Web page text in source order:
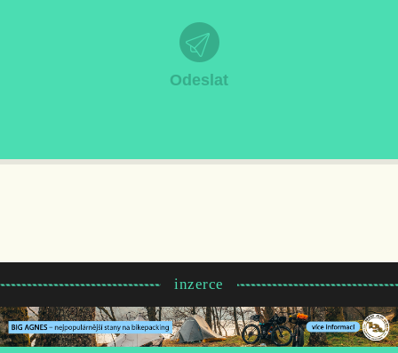
inzerce